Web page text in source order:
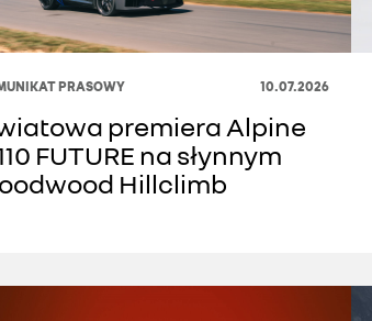
PRASOWY 10.07.2026
premiera Alpine
FUTURE na słynnym
Hillclimb